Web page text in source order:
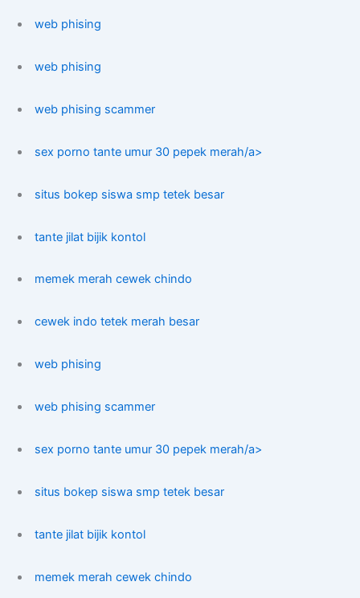
web phising
web phising
web phising scammer
sex porno tante umur 30 pepek merah/a>
situs bokep siswa smp tetek besar
tante jilat bijik kontol
memek merah cewek chindo
cewek indo tetek merah besar
web phising
web phising scammer
sex porno tante umur 30 pepek merah/a>
situs bokep siswa smp tetek besar
tante jilat bijik kontol
memek merah cewek chindo